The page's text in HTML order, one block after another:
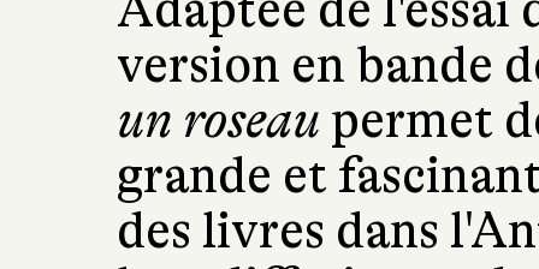
version en bande
un roseau permet
grande et
des livres dans